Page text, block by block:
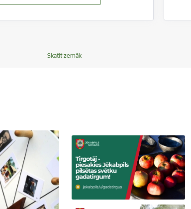
Skatīt zemāk